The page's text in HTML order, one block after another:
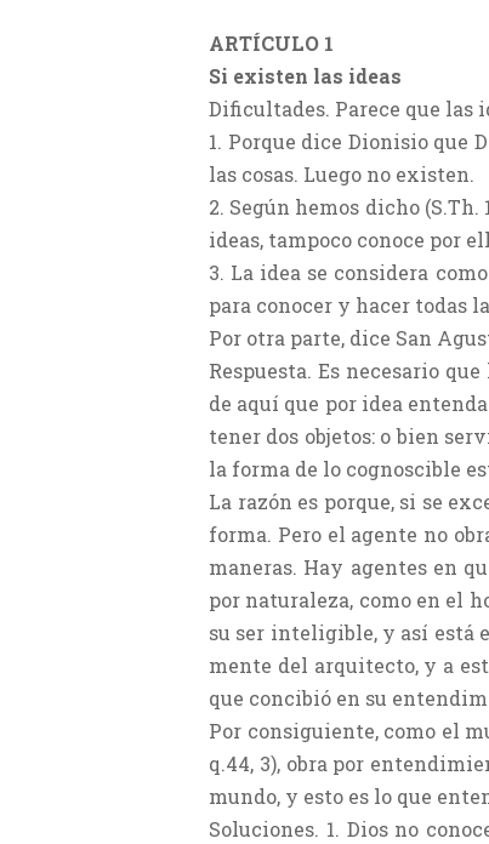
ARTÍCULO 1
Si existen las ideas
Dificultades. Parece que las
1. Porque dice Dionisio que
las cosas. Luego no existen.
2. Según hemos dicho (S.Th.
ideas, tampoco conoce por
3. La idea se considera
para conocer y hacer todas
Por otra parte, dice San
Respuesta. Es necesario
de aquí que por idea
tener dos objetos: o bien
la forma de lo cognoscible
La razón es porque, si se
forma. Pero el agente no
maneras. Hay agentes en
por naturaleza, como en el
su ser inteligible, y así está
mente del arquitecto, y a
que concibió en su
Por consiguiente, como el
q.44, 3), obra por
mundo, y esto es lo que
Soluciones. 1. Dios no